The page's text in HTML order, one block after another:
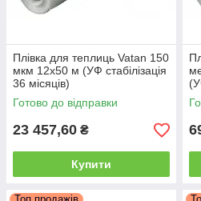
Плівка для теплиць Vatan 150
мкм 12х50 м (УФ стабілізація
36 місяців)
Готово до відправки
23 457,60 ₴
Купити